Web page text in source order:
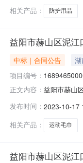
采购代理机
相关产品：
防护用品
益阳市赫山区泥
中标｜合同公告
项目编号：
正文内容： 益阳市赫山
验收数量验
发布时间： 2023-10-17
相关产品：
运动毛巾
益阳市赫山区泥